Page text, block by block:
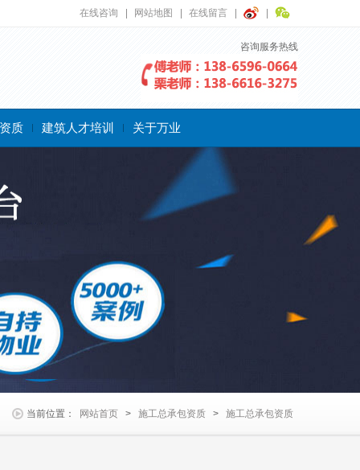
在线咨询 网站地图 在线留言
咨询服务热线
质 建筑人才培训 关于万业
当前位置： 网站首页 > 施工总承包资质 > 施工总承包资质